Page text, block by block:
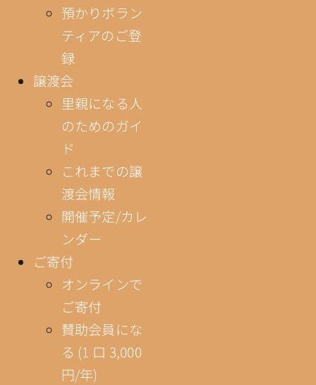
預かりボラン
ティアのご登
録
譲渡会
里親になる人
のためのガイ
ド
これまでの譲
渡会情報
開催予定/カレ
ンダー
ご寄付
オンラインで
ご寄付
賛助会員にな
る (1 口 3,000
円/年)